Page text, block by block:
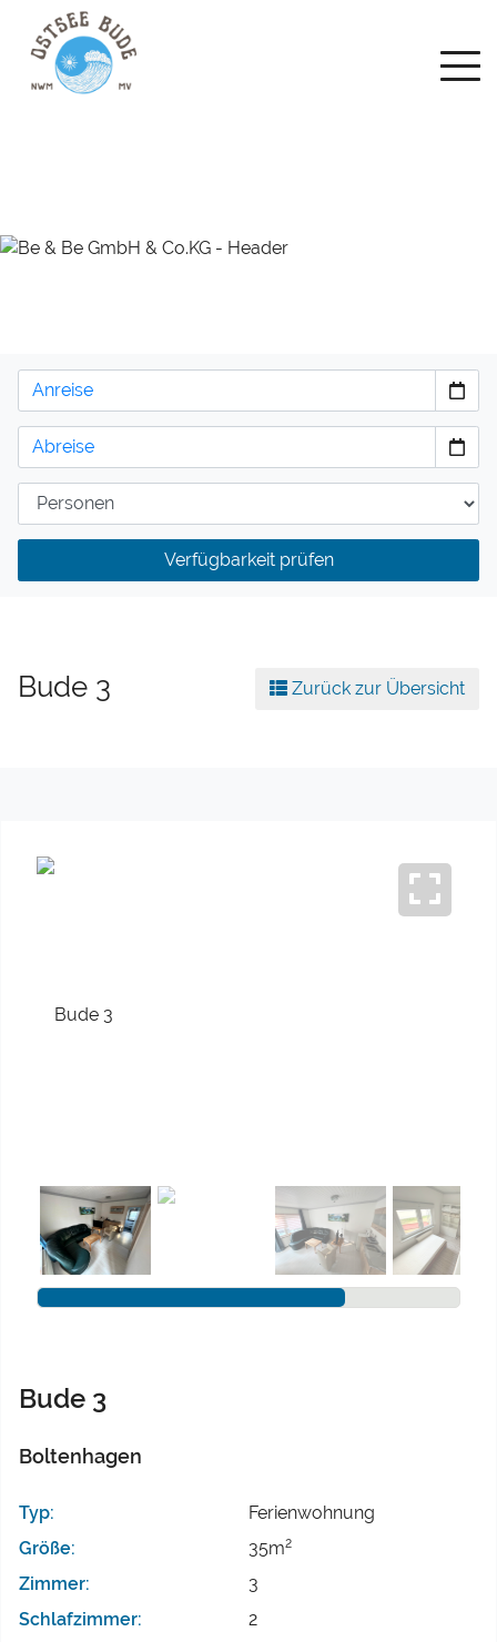
Verfügbarkeit prüfen
Bude 3 Zurück zur Übersicht
Bude 3
Boltenhagen
Typ:
Ferienwohnung
Größe:
35m2
Zimmer:
3
Schlafzimmer:
2